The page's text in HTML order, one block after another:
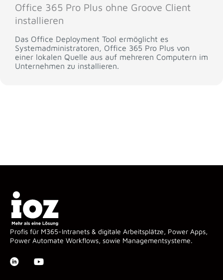
Office 365 Pro Plus ohne Groove Client
installieren
Das Office Deployment Tool ermöglicht es
Systemadministratoren, Office 365 Pro Plus von
einer lokalen Quelle aus auf mehreren Computern im
Unternehmen zu installieren.
Profis für M365-Intranets & digitale Arbeitsplätze, Power Apps,
Power Automate Workflows, sowie Managementsysteme.